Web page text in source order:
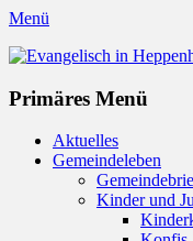
Menü
Evangelisch in
Primäres Menü
Zum
Inhalt
Aktuelles
Gemeindeleben
Kinder und